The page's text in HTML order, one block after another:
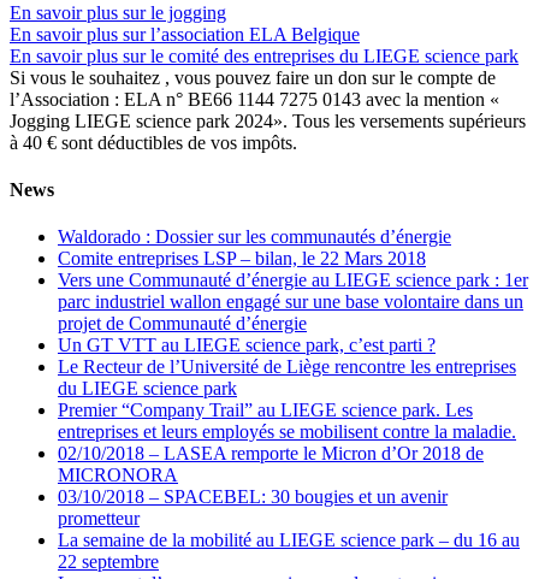
En savoir plus sur le jogging
En savoir plus sur l’association ELA Belgique
En savoir plus sur le comité des entreprises du LIEGE science park
Si vous le souhaitez , vous pouvez faire un don sur le compte de
l’Association : ELA n° BE66 1144 7275 0143 avec la mention «
Jogging LIEGE science park 2024». Tous les versements supérieurs
à 40 € sont déductibles de vos impôts.
News
Waldorado : Dossier sur les communautés d’énergie
Comite entreprises LSP – bilan, le 22 Mars 2018
Vers une Communauté d’énergie au LIEGE science park : 1er
parc industriel wallon engagé sur une base volontaire dans un
projet de Communauté d’énergie
Un GT VTT au LIEGE science park, c’est parti ?
Le Recteur de l’Université de Liège rencontre les entreprises
du LIEGE science park
Premier “Company Trail” au LIEGE science park. Les
entreprises et leurs employés se mobilisent contre la maladie.
02/10/2018 – LASEA remporte le Micron d’Or 2018 de
MICRONORA
03/10/2018 – SPACEBEL: 30 bougies et un avenir
prometteur
La semaine de la mobilité au LIEGE science park – du 16 au
22 septembre